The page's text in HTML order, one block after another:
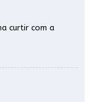
curtir com a